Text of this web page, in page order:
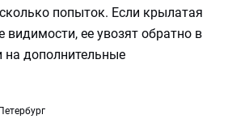
попыток. Если крылатая
видимости, ее увозят обратно в
на дополнительные